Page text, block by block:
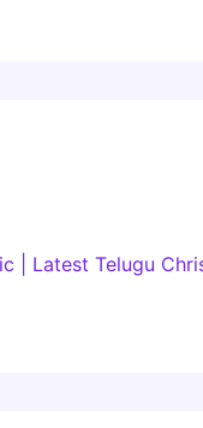
| Latest Telugu